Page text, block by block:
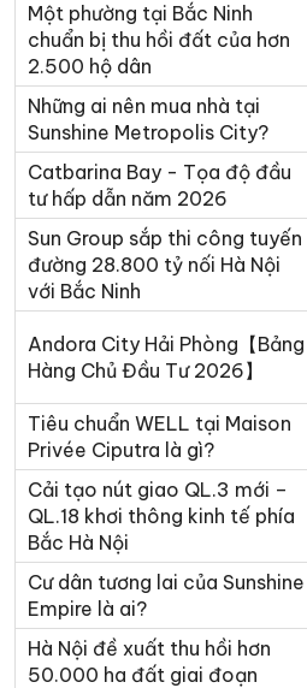
Một phường tại Bắc Ninh
chuẩn bị thu hồi đất của hơn
2.500 hộ dân
Những ai nên mua nhà tại
Sunshine Metropolis City?
Catbarina Bay - Tọa độ đầu
tư hấp dẫn năm 2026
Sun Group sắp thi công tuyến
đường 28.800 tỷ nối Hà Nội
với Bắc Ninh
Andora City Hải Phòng【Bảng
Hàng Chủ Đầu Tư 2026】
Tiêu chuẩn WELL tại Maison
Privée Ciputra là gì?
Cải tạo nút giao QL.3 mới –
QL.18 khơi thông kinh tế phía
Bắc Hà Nội
Cư dân tương lai của Sunshine
Empire là ai?
Hà Nội đề xuất thu hồi hơn
50.000 ha đất giai đoạn